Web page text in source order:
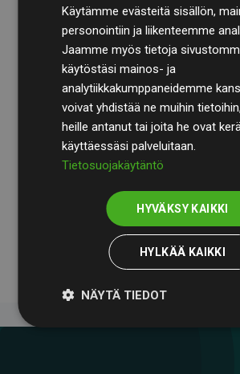
TilintarkastusyhtiöBDOkäy
laskelmamme ja menetelmämme
läpinäkyvyyden ja luotettavuuden.
Heidän tarkastuksensa osoittavat, että
ilmastohankkeisiin kompensoivat
arvioiduista CO₂-päästöistä
selkeä todiste toimintatapamme
Käytämme evästeitä sisällön,
personointiin ja liikenteemme
Jaamme myös tietoja
käytöstäsi mainos- ja
analytiikkakumppaneidemme
voivat yhdistää ne muihin
heille antanut tai joita he ovat
käyttäessäsi palveluitaan.
Tietosuojakäytäntö
HYVÄKSY KAIKKI
HYLKÄÄ KAIKKI
NÄYTÄ TIEDOT